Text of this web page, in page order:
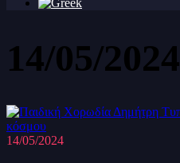
14/05/2024
14/05/2024